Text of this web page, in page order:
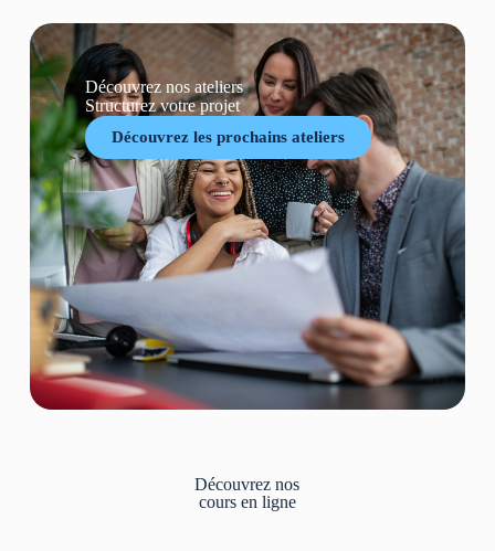
Découvrez nos ateliers
Structurez votre projet
Découvrez les prochains ateliers
Découvrez nos
cours en ligne